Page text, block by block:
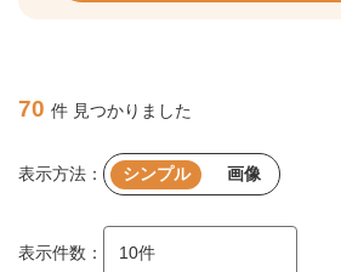
70 件 見つかりました
表示方法： シンプル 画像
表示件数：